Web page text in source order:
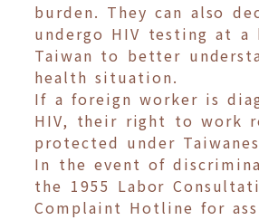
burden. They can also
undergo HIV testing at a
Taiwan to better
health situation.
If a foreign worker is
HIV, their right to work
protected under
In the event of
the 1955 Labor
Complaint Hotline for